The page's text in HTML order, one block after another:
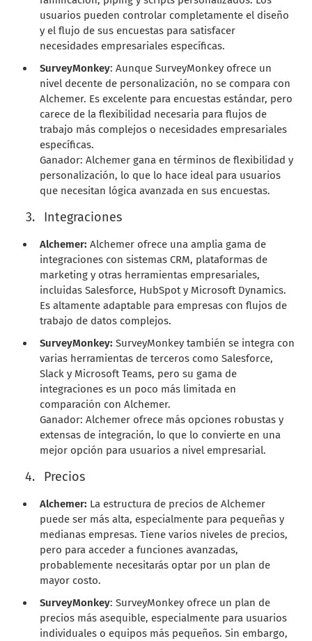
usuarios pueden controlar completamente el diseño
y el flujo de sus encuestas para satisfacer
necesidades empresariales específicas.
SurveyMonkey: Aunque SurveyMonkey ofrece un
nivel decente de personalización, no se compara con
Alchemer. Es excelente para encuestas estándar, pero
carece de la flexibilidad necesaria para flujos de
trabajo más complejos o necesidades empresariales
específicas.
Ganador: Alchemer gana en términos de flexibilidad y
personalización, lo que lo hace ideal para usuarios
que necesitan lógica avanzada en sus encuestas.
Integraciones
Alchemer:Alchemer ofrece una amplia gama de
integraciones con sistemas CRM, plataformas de
marketing y otras herramientas empresariales,
incluidas Salesforce, HubSpot y Microsoft Dynamics.
Es altamente adaptable para empresas con flujos de
trabajo de datos complejos.
SurveyMonkey: SurveyMonkey también se integra con
varias herramientas de terceros como Salesforce,
Slack y Microsoft Teams, pero su gama de
integraciones es un poco más limitada en
comparación con Alchemer.
Ganador: Alchemer ofrece más opciones robustas y
extensas de integración, lo que lo convierte en una
mejor opción para usuarios a nivel empresarial.
Precios
Alchemer: La estructura de precios de Alchemer
puede ser más alta, especialmente para pequeñas y
medianas empresas. Tiene varios niveles de precios,
pero para acceder a funciones avanzadas,
probablemente necesitarás optar por un plan de
mayor costo.
SurveyMonkey: SurveyMonkey ofrece un plan de
precios más asequible, especialmente para usuarios
individuales o equipos más pequeños. Sin embargo,